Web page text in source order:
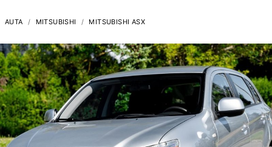
AUTA MITSUBISHI MITSUBISHI ASX